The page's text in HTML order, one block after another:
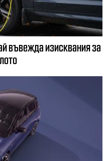
въвежда изисквания за